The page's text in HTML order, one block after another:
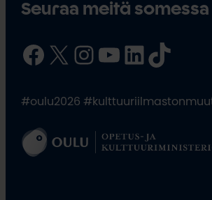
Seuraa meitä somessa
Facebook X InstagramYouTube LinkedIn TikTok
#oulu2026